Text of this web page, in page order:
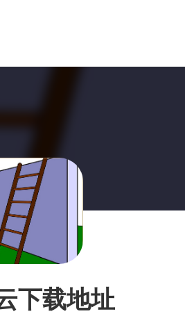
下载地址